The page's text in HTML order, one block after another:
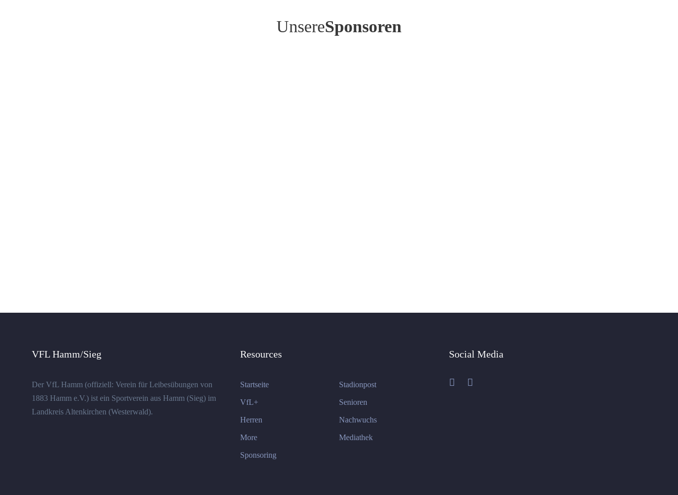
UnsereSponsoren
VFL Hamm/Sieg
Der VfL Hamm (offiziell: Verein für Leibesübungen von
1883 Hamm e.V.) ist ein Sportverein aus Hamm (Sieg) im
Landkreis Altenkirchen (Westerwald).
Resources
Startseite Stadionpost
VfL+ Senioren
Herren Nachwuchs
More Mediathek
Sponsoring
Social Media